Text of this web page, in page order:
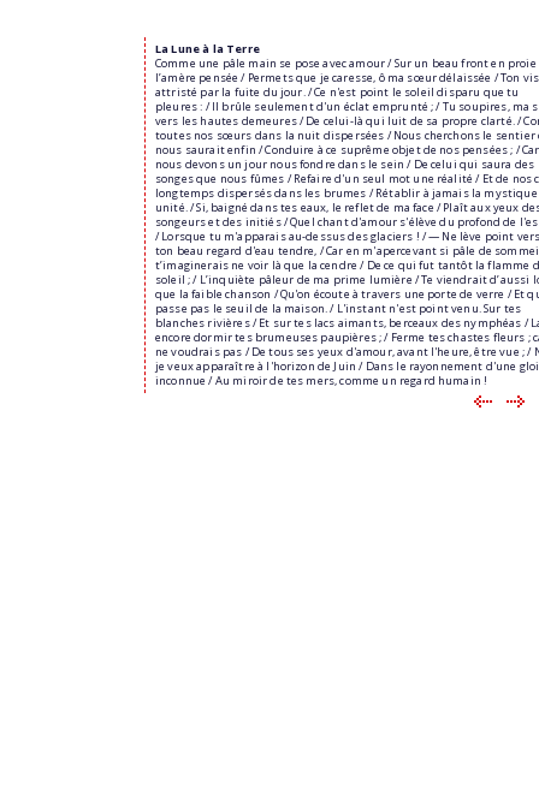
La Lune à la Terre
Comme une pâle main se pose avec amour / Sur un beau front en proie
l’amère pensée / Permets que je caresse, ô ma sœur délaissée / Ton
attristé par la fuite du jour. / Ce n'est point le soleil disparu que tu
pleures : / Il brûle seulement d'un éclat emprunté ; / Tu soupires, ma
vers les hautes demeures / De celui-là qui luit de sa propre clarté. /
toutes nos sœurs dans la nuit dispersées / Nous cherchons le sentier
nous saurait enfin / Conduire à ce suprême objet de nos pensées ; / Car
nous devons un jour nous fondre dans le sein / De celui qui saura des
songes que nous fûmes / Refaire d'un seul mot une réalité / Et de nos
longtemps dispersés dans les brumes / Rétablir à jamais la mystique
unité. / Si, baigné dans tes eaux, le reflet de ma face / Plaît aux yeux
songeurs et des initiés / Quel chant d'amour s'élève du profond de
/ Lorsque tu m'apparais au-dessus des glaciers ! / — Ne lève point
ton beau regard d'eau tendre, / Car en m'apercevant si pâle de
t’imaginerais ne voir là que la cendre / De ce qui fut tantôt la flamme
soleil ; / L’inquiète pâleur de ma prime lumière / Te viendrait d’aussi
que la faible chanson / Qu'on écoute à travers une porte de verre / Et
passe pas le seuil de la maison. / L'instant n'est point venu. Sur tes
blanches rivières / Et sur tes lacs aimants, berceaux des nymphéas /
encore dormir tes brumeuses paupières ; / Ferme tes chastes fleurs ;
ne voudrais pas / De tous ses yeux d'amour, avant l'heure, être vue ; /
je veux apparaître à l'horizon de Juin / Dans le rayonnement d'une
inconnue / Au miroir de tes mers, comme un regard humain !